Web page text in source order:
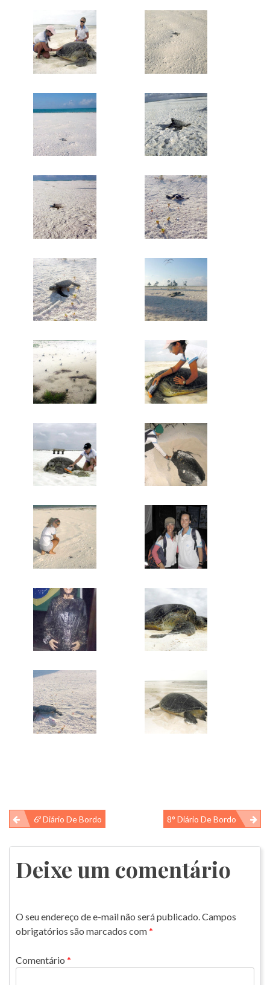
Navegação
de
Post
6º Diário De Bordo 8° Diário De Bordo
Deixe um comentário
O seu endereço de e-mail não será publicado.Campos
obrigatórios são marcados com*
Comentário *